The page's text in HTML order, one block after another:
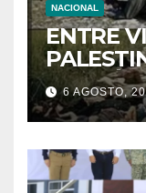
NACIONAL
ENTRE
DE6 AGOSTO,